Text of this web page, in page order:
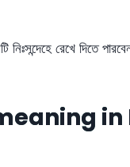
নিঃসন্দেহে রেখে দিতে